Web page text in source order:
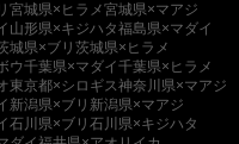
宮城県×ヒラメ宮城県×マアジ
山形県×キジハタ福島県×マダイ
城県×ブリ 茨城県×ヒラメ
ウ千葉県×マダイ千葉県×ヒラメ
東京都×シロギス神奈川県×マアジ
新潟県×ブリ 新潟県×マアジ
石川県×ブリ 石川県×キジハタ